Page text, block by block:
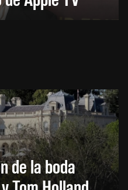
de la boda